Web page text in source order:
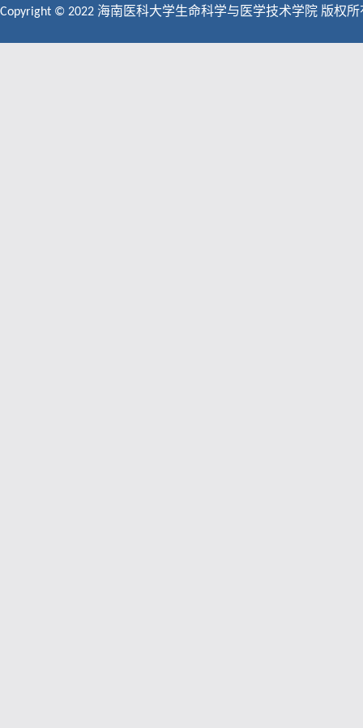
Copyright © 2022 海南医科大学生命科学与医学技术学院 版权所